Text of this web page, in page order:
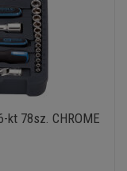
kt 78sz. CHROME